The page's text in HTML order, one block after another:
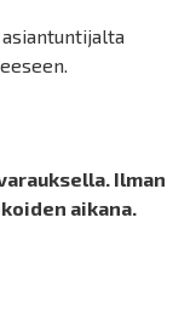
Ilman
aikana.